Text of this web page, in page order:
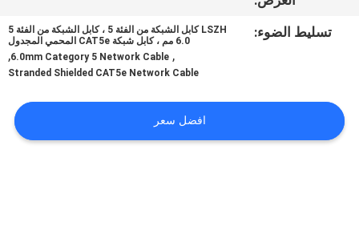
الجودة
الموقع
تسليط الضوء:
LSZH كابل الشبكة من الفئة 5 ، كابل الشبكة من الفئة 5
6.0 مم ، كابل شبكة CAT5e المحمي المجدول
,
6.0mm Category 5 Network Cable
,
Stranded Shielded CAT5e Network Cable
افضل سعر